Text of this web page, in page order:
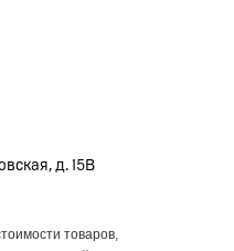
д. 15В
товаров,